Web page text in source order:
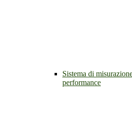
Sistema di
performance